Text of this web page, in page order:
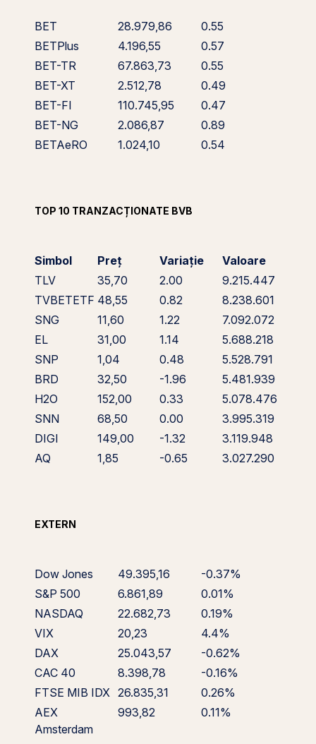
BET 28.979,86
0.55
BETPlus
4.196,55
0.57
BET-TR
67.863,73
0.55
BET-XT
2.512,78
0.49
BET-FI
110.745,95
0.47
BET-NG
2.086,87
0.89
BETAeRO
1.024,10 0.54
TOP 10 TRANZACȚIONATE BVB
Simbol Preț Variație
Valoare
TLV
35,70 2.00
9.215.447
TVBETETF 48,55 0.82
8.238.601
SNG
11,60 1.22
7.092.072
EL
31,00 1.14
5.688.218
SNP
1,04 0.48
5.528.791
BRD
32,50 -1.96
5.481.939
H2O
152,00 0.33
5.078.476
SNN
68,50 0.00
3.995.319
DIGI
149,00 -1.32
3.119.948
AQ
1,85 -0.65 3.027.290
EXTERN
Dow Jones 49.395,16
-0.37%
S&P 500
6.861,89
0.01%
NASDAQ
22.682,73
0.19%
VIX
20,23
4.4%
DAX
25.043,57
-0.62%
CAC 40
8.398,78
-0.16%
FTSE MIB IDX 26.835,31
0.26%
AEX
Amsterdam
993,82 0.11%